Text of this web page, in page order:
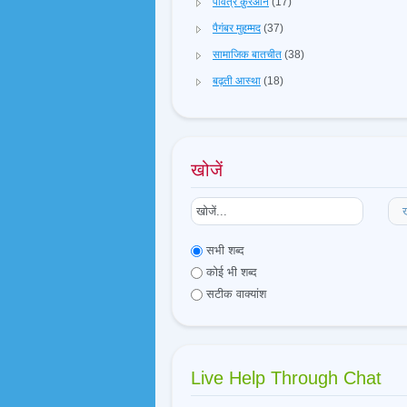
पैगंबर मुहम्मद (37)
सामाजिक बातचीत (38)
बढ़ती आस्था (18)
खोजें
सभी शब्द
कोई भी शब्द
सटीक वाक्यांश
Live Help Through Chat